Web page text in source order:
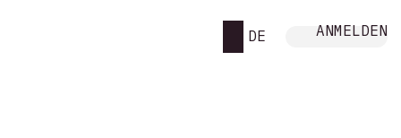
DE ANMELDEN